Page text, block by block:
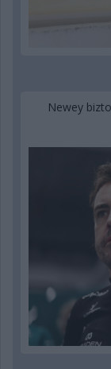
Newey